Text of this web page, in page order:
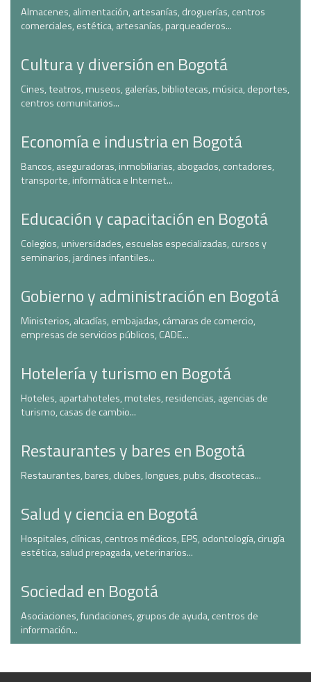
Almacenes, alimentación, artesanías, droguerías, centros
comerciales, estética, artesanías, parqueaderos...
Cultura y diversión en Bogotá
Cines, teatros, museos, galerías, bibliotecas, música, deportes,
centros comunitarios...
Economía e industria en Bogotá
Bancos, aseguradoras, inmobiliarias, abogados, contadores,
transporte, informática e Internet...
Educación y capacitación en Bogotá
Colegios, universidades, escuelas especializadas, cursos y
seminarios, jardines infantiles...
Gobierno y administración en Bogotá
Ministerios, alcadías, embajadas, cámaras de comercio,
empresas de servicios públicos, CADE...
Hotelería y turismo en Bogotá
Hoteles, apartahoteles, moteles, residencias, agencias de
turismo, casas de cambio...
Restaurantes y bares en Bogotá
Restaurantes, bares, clubes, longues, pubs, discotecas...
Salud y ciencia en Bogotá
Hospitales, clínicas, centros médicos, EPS, odontología, cirugía
estética, salud prepagada, veterinarios...
Sociedad en Bogotá
Asociaciones, fundaciones, grupos de ayuda, centros de
información...